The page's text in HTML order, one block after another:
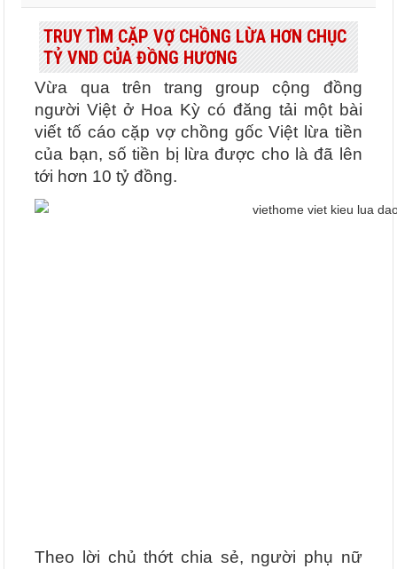
TRUY TÌM CẶP VỢ CHỒNG LỪA HƠN CHỤC
TỶ VND CỦA ĐỒNG HƯƠNG
Vừa qua trên trang group cộng đồng
người Việt ở Hoa Kỳ có đăng tải một bài
viết tố cáo cặp vợ chồng gốc Việt lừa tiền
của bạn, số tiền bị lừa được cho là đã lên
tới hơn 10 tỷ đồng.
Theo lời chủ thớt chia sẻ, người phụ nữ